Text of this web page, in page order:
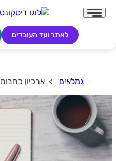
לאתר ועד העובדים
גמלאים ארכיון כתבות